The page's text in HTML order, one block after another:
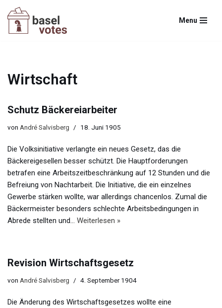
Zum
Menu
Wirtschaft
Schutz Bäckereiarbeiter
von André Salvisberg 18. Juni 1905
Die Volksinitiative verlangte ein neues Gesetz, das die
Bäckereigesellen besser schützt. Die Hauptforderungen
betrafen eine Arbeitszeitbeschränkung auf 12 Stunden und die
Befreiung von Nachtarbeit. Die Initiative, die ein einzelnes
Gewerbe stärken wollte, war allerdings chancenlos. Zumal die
Bäckermeister besonders schlechte Arbeitsbedingungen in
Abrede stellten und… Weiterlesen »
Revision Wirtschaftsgesetz
von André Salvisberg 4. September 1904
Die Änderung des Wirtschaftsgesetzes wollte eine